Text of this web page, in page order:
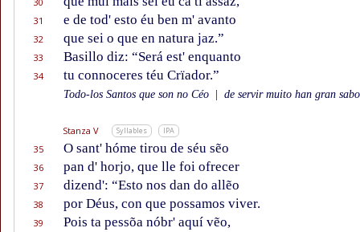
31 e de tod' esto éu ben m' avanto
32 que sei o que en natura jaz.”
33 Basillo diz: “Será est' enquanto
34 tu connoceres téu Crïador.”
Todo-los Santos que son no Céo de servir muito han gran
Stanza V Syllables IPA
35 O sant' hóme tirou de séu sẽo
36 pan d' horjo, que lle foi ofrecer
37 dizend': “Esto nos dan do allẽo
38 por Déus, con que possamos viver.
39 Pois ta pessõa nóbr' aquí vẽo,